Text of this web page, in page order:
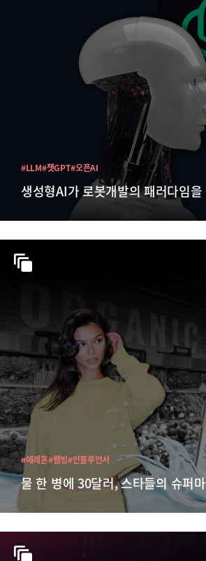
생성형AI가 로봇개발의 패러다임을
#LLM#챗GPT#오픈AI
물 한 병에 30달러, 스타들의 슈퍼
#에레혼#웰빙#인플루언서